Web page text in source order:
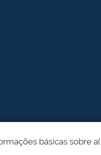
básicas sobre